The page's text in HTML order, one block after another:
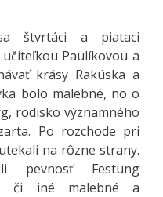
štvrtáci a piataci
Paulíkovou a
krásy Rakúska a
bolo malebné, no o
rodisko významného
Po rozchode pri
na rôzne strany.
pevnosť Festung
či iné malebné a